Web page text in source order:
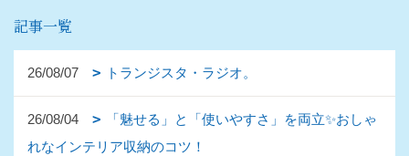
記事一覧
26/08/07 トランジスタ・ラジオ。
26/08/04
「魅せる」と「使いやすさ」を両立✨おしゃ
れなインテリア収納のコツ！